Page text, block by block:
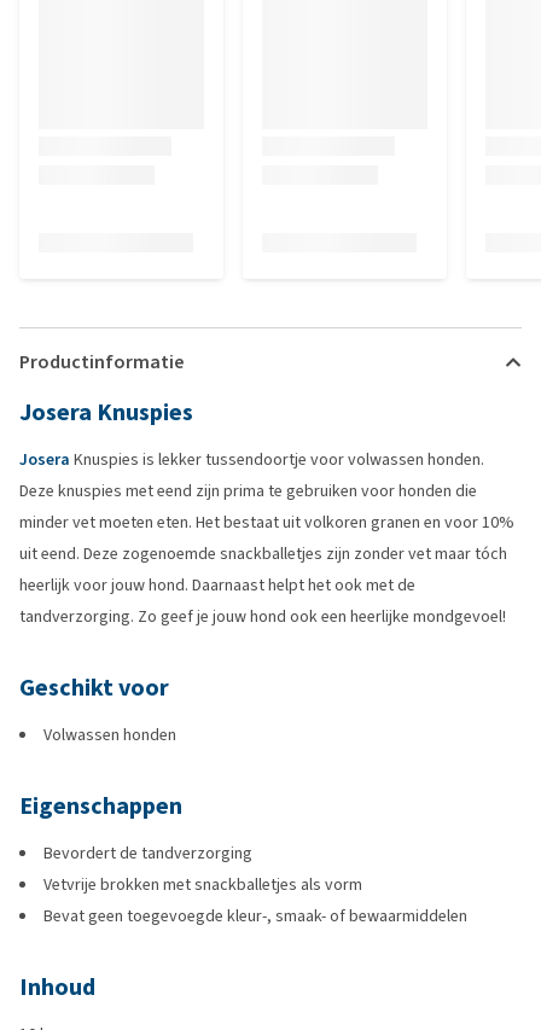
Productinformatie
Josera Knuspies
Josera Knuspies is lekker tussendoortje voor volwassen honden.
Deze knuspies met eend zijn prima te gebruiken voor honden die
minder vet moeten eten. Het bestaat uit volkoren granen en voor 10%
uit eend. Deze zogenoemde snackballetjes zijn zonder vet maar tóch
heerlijk voor jouw hond. Daarnaast helpt het ook met de
tandverzorging. Zo geef je jouw hond ook een heerlijke mondgevoel!
Geschikt voor
Volwassen honden
Eigenschappen
Bevordert de tandverzorging
Vetvrije brokken met snackballetjes als vorm
Bevat geen toegevoegde kleur-, smaak- of bewaarmiddelen
Inhoud